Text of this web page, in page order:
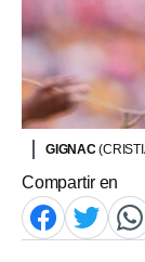
GIGNAC
Compartir en